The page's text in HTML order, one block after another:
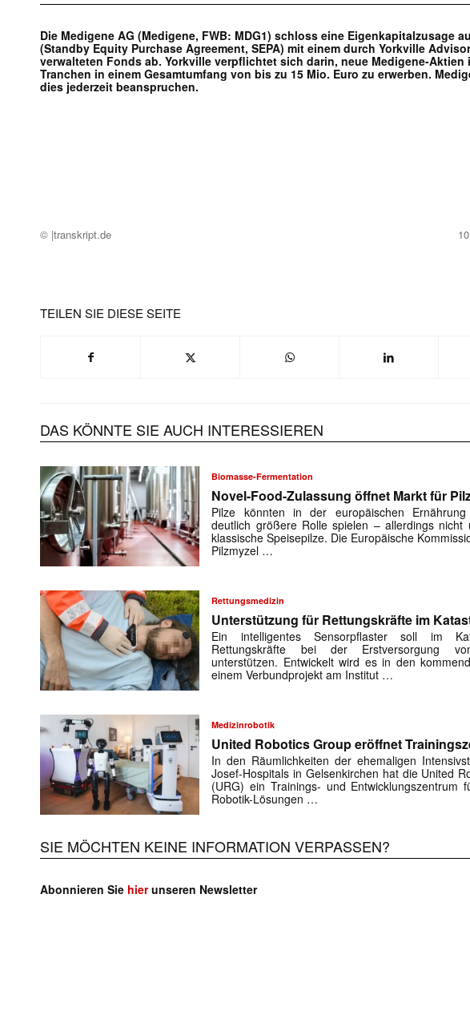
Die Medigene AG (Medigene, FWB: MDG1) schloss eine Eigenkapitalzusage
(Standby Equity Purchase Agreement, SEPA) mit einem durch Yorkville
verwalteten Fonds ab. Yorkville verpflichtet sich darin, neue Medigene-Aktien
Tranchen in einem Gesamtumfang von bis zu 15 Mio. Euro zu erwerben.
dies jederzeit beanspruchen.
© |transkript.de
TEILEN SIE DIESE SEITE
DAS KÖNNTE SIE AUCH INTERESSIEREN
Biomasse-Fermentation
Novel-Food-Zulassung öffnet Markt für
Pilze könnten in der europäischen
deutlich größere Rolle spielen – allerdings nicht
klassische Speisepilze. Die Europäische
Pilzmyzel …
Rettungsmedizin
Unterstützung für Rettungskräfte im
Ein intelligentes Sensorpflaster soll im
Rettungskräfte bei der Erstversorgung
unterstützen. Entwickelt wird es in den
einem Verbundprojekt am Institut …
Medizinrobotik
United Robotics Group eröffnet
In den Räumlichkeiten der ehemaligen
Josef-Hospitals in Gelsenkirchen hat die United
(URG) ein Trainings- und Entwicklungszentrum
Robotik-Lösungen …
SIE MÖCHTEN KEINE INFORMATION VERPASSEN?
Abonnieren Sie hierunseren Newsletter